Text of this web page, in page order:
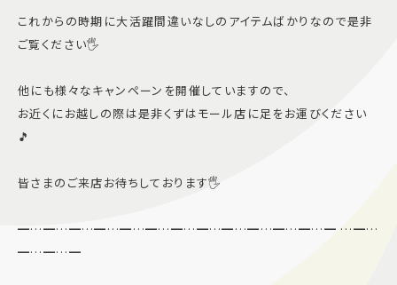
これからの時期に大活躍間違いなしのアイテムばかりなので是非
ご覧ください🖐️
他にも様々なキャンペーンを開催していますので、
お近くにお越しの際は是非くずはモール店に足をお運びください
🎵
皆さまのご来店お待ちしております🖐️
━…━…━…━…━…━…━…━…━…━…━…━…━ …━…
━…━…━